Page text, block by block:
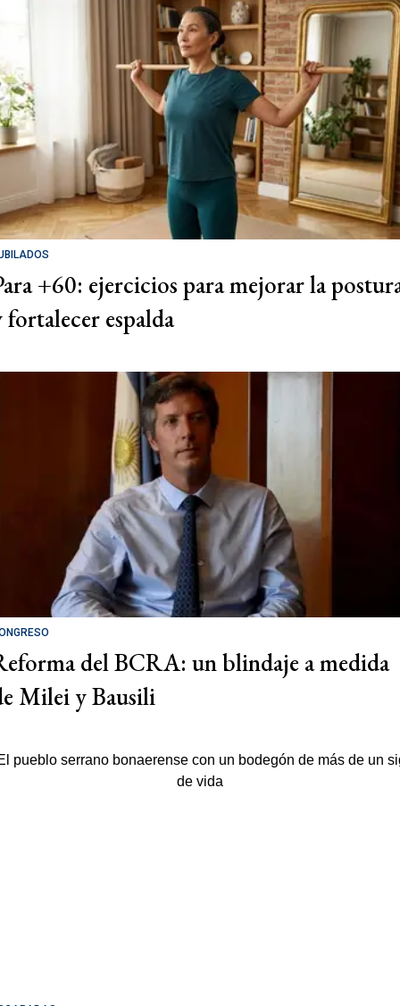
+60: ejercicios para mejorar la
fortalecer espalda
del BCRA: un blindaje a medida
Milei y Bausili